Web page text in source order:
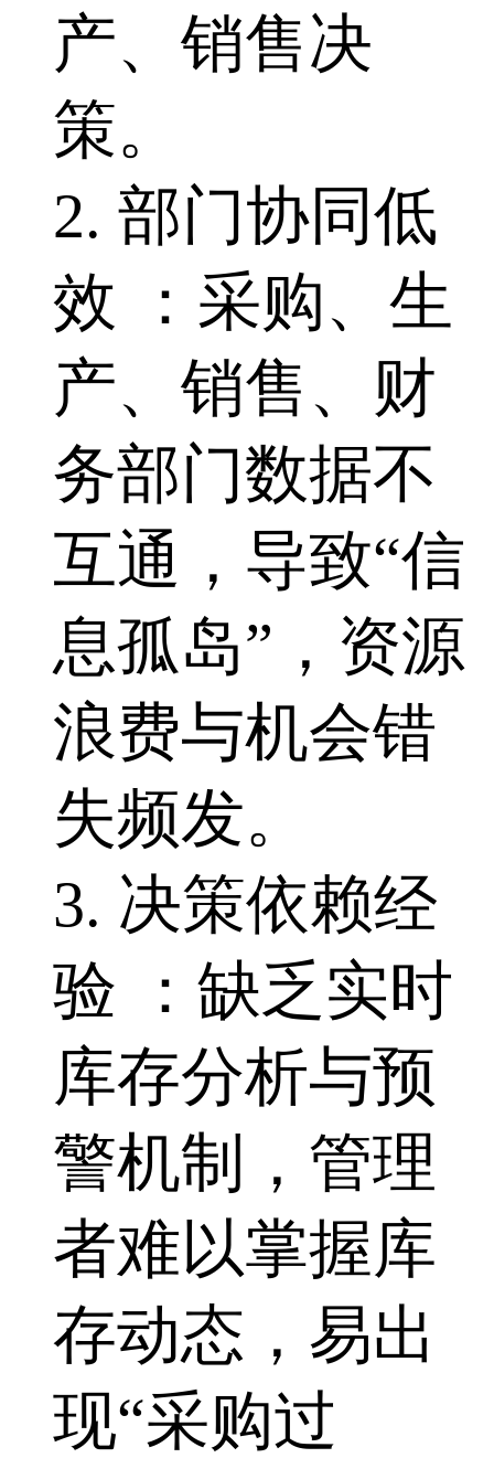
产、销售决
策。
2. 部门协同低
效 ：采购、生
产、销售、财
务部门数据不
互通，导致“信
息孤岛”，资源
浪费与机会错
失频发。
3. 决策依赖经
验 ：缺乏实时
库存分析与预
警机制，管理
者难以掌握库
存动态，易出
现“采购过